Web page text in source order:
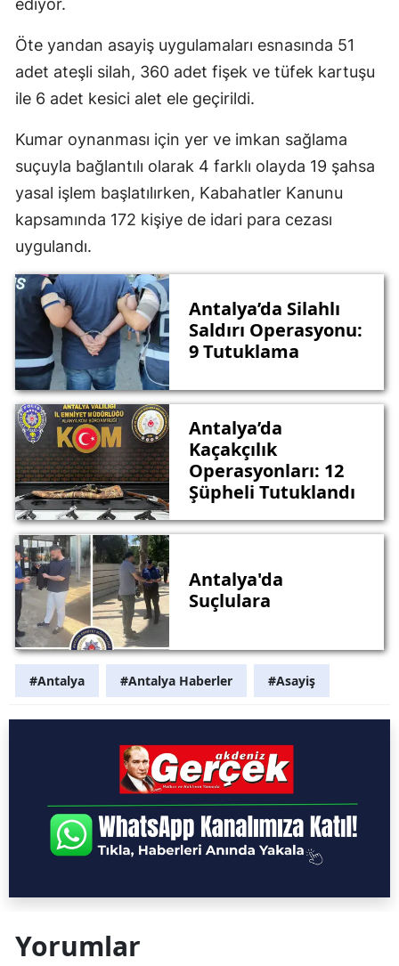
ediyor.
Öte yandan asayiş uygulamaları esnasında 51
adet ateşli silah, 360 adet fişek ve tüfek kartuşu
ile 6 adet kesici alet ele geçirildi.
Kumar oynanması için yer ve imkan sağlama
suçuyla bağlantılı olarak 4 farklı olayda 19 şahsa
yasal işlem başlatılırken, Kabahatler Kanunu
kapsamında 172 kişiye de idari para cezası
uygulandı.
Antalya’da Silahlı
Saldırı Operasyonu:
9 Tutuklama
Antalya’da
Kaçakçılık
Operasyonları: 12
Şüpheli Tutuklandı
Antalya'da
Suçlulara
#Antalya #Antalya Haberler #Asayiş
Yorumlar